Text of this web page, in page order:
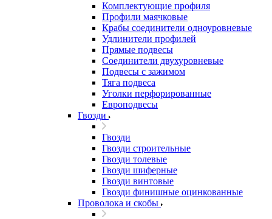
Комплектующие профиля
Профили маячковые
Крабы соединители одноуровневые
Удлинители профилей
Прямые подвесы
Соединители двухуровневые
Подвесы с зажимом
Тяга подвеса
Уголки перфорированные
Европодвесы
Гвозди
Гвозди
Гвозди строительные
Гвозди толевые
Гвозди шиферные
Гвозди винтовые
Гвозди финишные оцинкованные
Проволока и скобы